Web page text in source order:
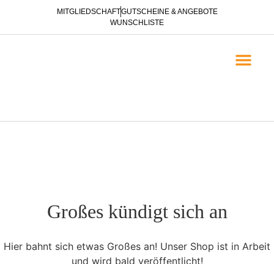
MITGLIEDSCHAFTGUTSCHEINE & ANGEBOTE
WUNSCHLISTE
Großes kündigt sich an
Hier bahnt sich etwas Großes an! Unser Shop ist in Arbeit
und wird bald veröffentlicht!